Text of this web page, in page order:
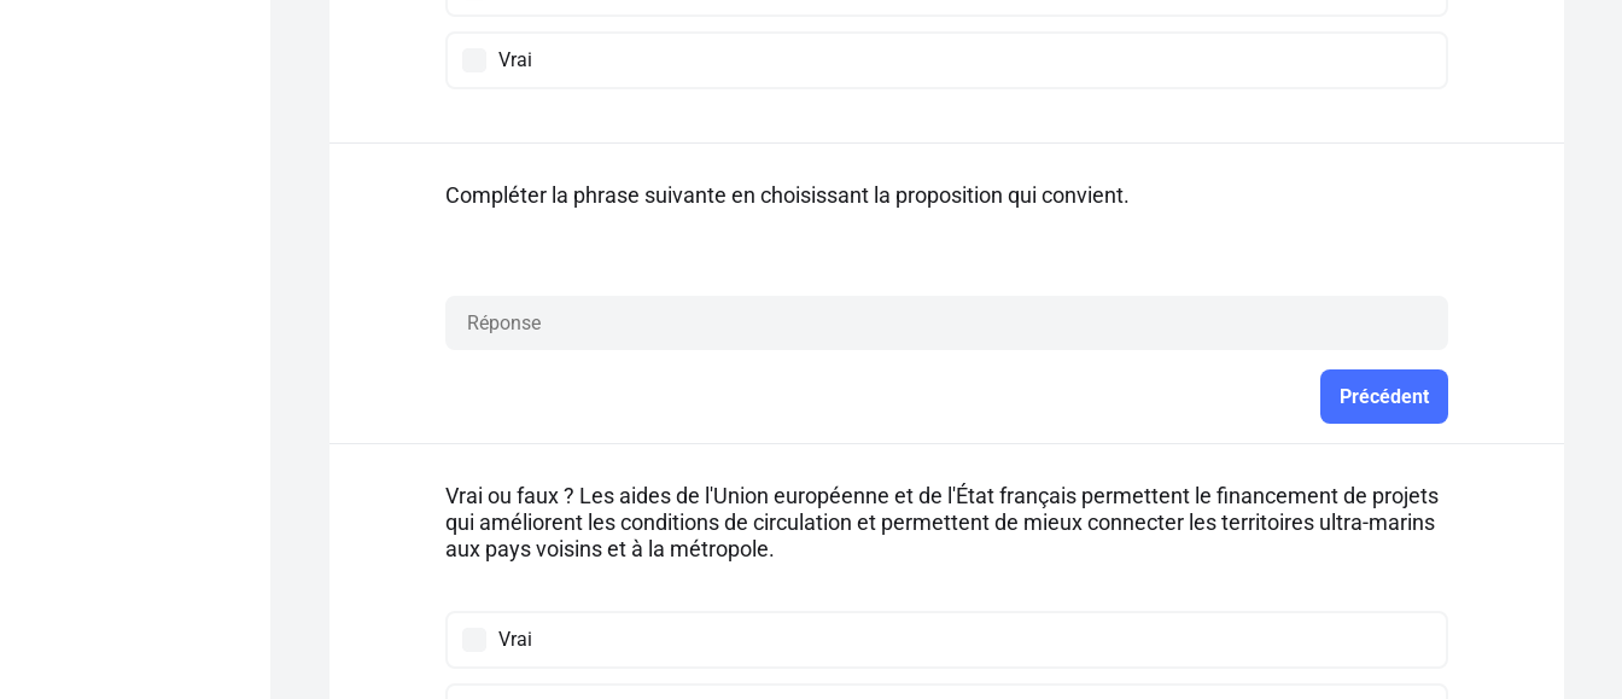
Vrai
Compléter la phrase suivante en choisissant la proposition qui convient.
Précédent
Vrai ou faux ? Les aides de l'Union européenne et de l'État français permettent le financement de projets
qui améliorent les conditions de circulation et permettent de mieux connecter les territoires ultra-marins
aux pays voisins et à la métropole.
Vrai